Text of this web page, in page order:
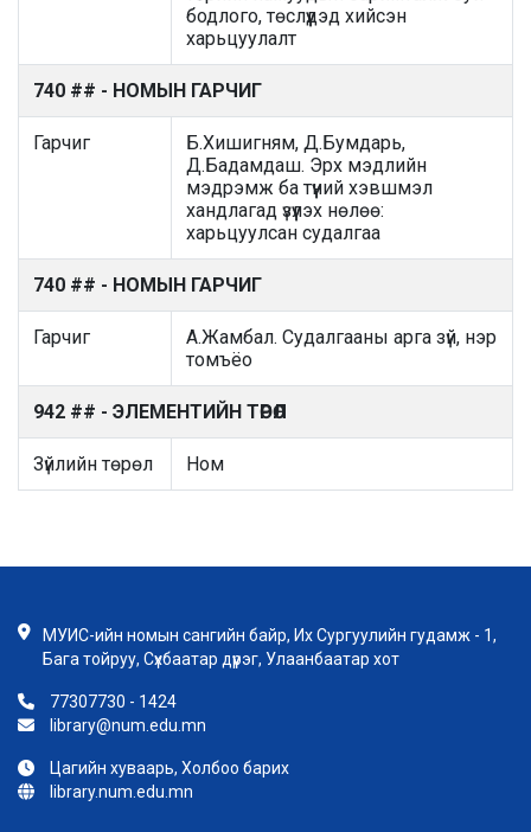
бодлого, төслүүдэд хийсэн
харьцуулалт
740 ## - НОМЫН ГАРЧИГ
Гарчиг
Б.Хишигням, Д.Бумдарь,
Д.Бадамдаш. Эрх мэдлийн
мэдрэмж ба түүний хэвшмэл
хандлагад үзүүлэх нөлөө:
харьцуулсан судалгаа
740 ## - НОМЫН ГАРЧИГ
Гарчиг
А.Жамбал. Судалгааны арга зүй, нэр
томъёо
942 ## - ЭЛЕМЕНТИЙН ТӨРӨЛ
Зүйлийн төрөл Ном
МУИС-ийн номын сангийн байр, Их Сургуулийн гудамж - 1,
Бага тойруу, Сүхбаатар дүүрэг, Улаанбаатар хот
77307730 - 1424
library@num.edu.mn
Цагийн хуваарь, Холбоо барих
library.num.edu.mn